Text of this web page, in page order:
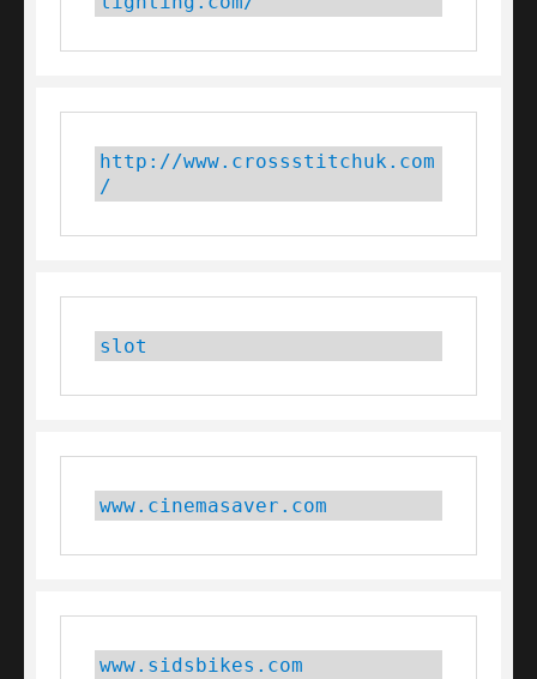
http://www.crossstitchuk.com
/
slot
www.cinemasaver.com
www.sidsbikes.com